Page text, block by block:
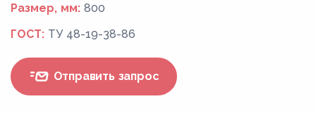
Размер, мм: 800
ГОСТ: ТУ 48-19-38-86
Отправить запрос